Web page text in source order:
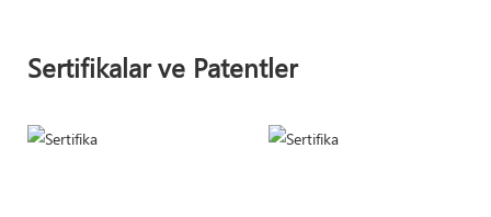
Sertifikalar ve Patentler